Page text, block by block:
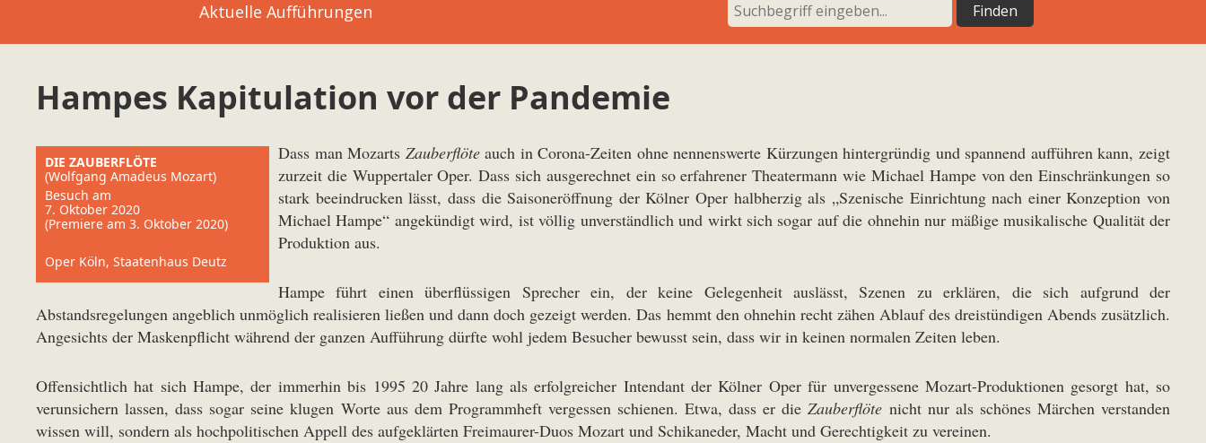
Aktuelle Aufführungen
Hampes Kapitulation vor der Pandemie
DIE ZAUBERFLÖTE
(Wolfgang Amadeus Mozart)
Besuch am
7. Oktober 2020
(Premiere am 3. Oktober 2020)
Oper Köln, Staatenhaus Deutz
Dass man Mozarts Zauberflöteauch in Corona-Zeiten ohne nennenswerte Kürzungen hintergründig und spannend aufführen kann, zeigt
zurzeit die Wuppertaler Oper. Dass sich ausgerechnet ein so erfahrener Theatermann wie Michael Hampe von den Einschränkungen so
stark beeindrucken lässt, dass die Saisoneröffnung der Kölner Oper halbherzig als „Szenische Einrichtung nach einer Konzeption von
Michael Hampe“ angekündigt wird, ist völlig unverständlich und wirkt sich sogar auf die ohnehin nur mäßige musikalische Qualität der
Produktion aus.
Hampe führt einen überflüssigen Sprecher ein, der keine Gelegenheit auslässt, Szenen zu erklären, die sich aufgrund der
Abstandsregelungen angeblich unmöglich realisieren ließen und dann doch gezeigt werden. Das hemmt den ohnehin recht zähen Ablauf des dreistündigen Abends zusätzlich.
Angesichts der Maskenpflicht während der ganzen Aufführung dürfte wohl jedem Besucher bewusst sein, dass wir in keinen normalen Zeiten leben.
Offensichtlich hat sich Hampe, der immerhin bis 1995 20 Jahre lang als erfolgreicher Intendant der Kölner Oper für unvergessene Mozart-Produktionen gesorgt hat, so
verunsichern lassen, dass sogar seine klugen Worte aus dem Programmheft vergessen schienen. Etwa, dass er dieZauberflöte nicht nur als schönes Märchen verstanden
wissen will, sondern als hochpolitischen Appell des aufgeklärten Freimaurer-Duos Mozart und Schikaneder, Macht und Gerechtigkeit zu vereinen.